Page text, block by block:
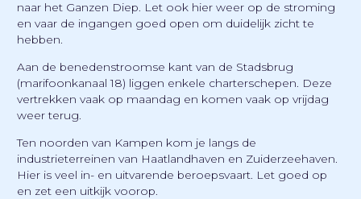
naar het Ganzen Diep. Let ook hier weer op de stroming
en vaar de ingangen goed open om duidelijk zicht te
hebben.
Aan de benedenstroomse kant van de Stadsbrug
(marifoonkanaal 18) liggen enkele charterschepen. Deze
vertrekken vaak op maandag en komen vaak op vrijdag
weer terug.
Ten noorden van Kampen kom je langs de
industrieterreinen van Haatlandhaven en Zuiderzeehaven.
Hier is veel in- en uitvarende beroepsvaart. Let goed op
en zet een uitkijk voorop.